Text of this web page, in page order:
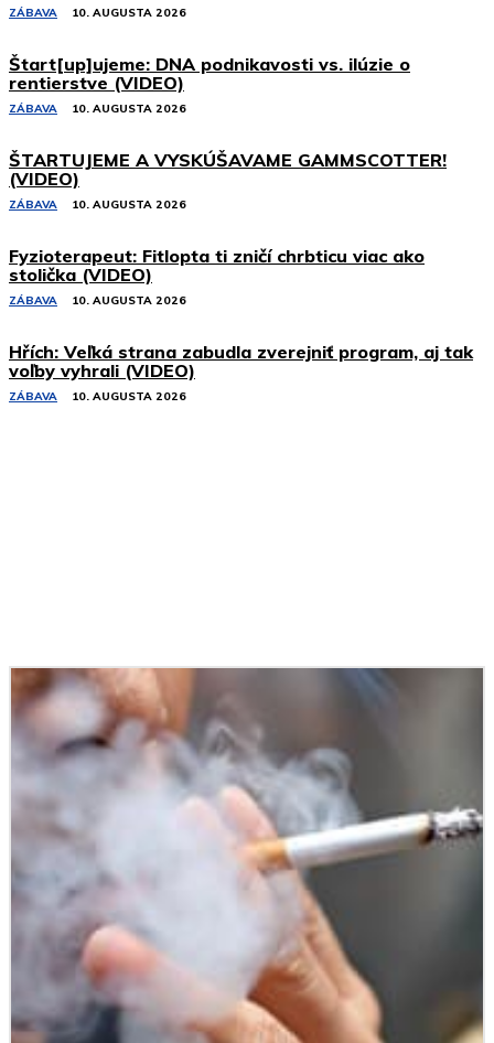
ZÁBAVA 10. AUGUSTA 2026
Štart[up]ujeme: DNA podnikavosti vs. ilúzie o
rentierstve (VIDEO)
ZÁBAVA 10. AUGUSTA 2026
ŠTARTUJEME A VYSKÚŠAVAME GAMMSCOTTER!
(VIDEO)
ZÁBAVA 10. AUGUSTA 2026
Fyzioterapeut: Fitlopta ti zničí chrbticu viac ako
stolička (VIDEO)
ZÁBAVA 10. AUGUSTA 2026
Hřích: Veľká strana zabudla zverejniť program, aj tak
voľby vyhrali (VIDEO)
ZÁBAVA 10. AUGUSTA 2026